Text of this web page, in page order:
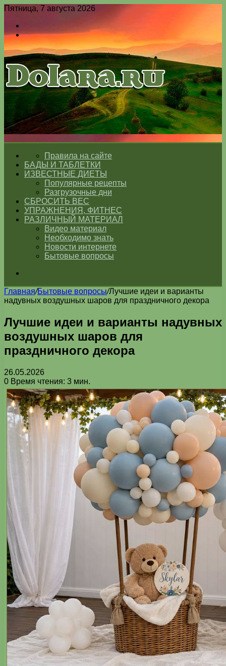
Пятница, 7 августа 2026
Switch
skin
Меню
Switch
ГЛАВНАЯПравила на сайте
БАДЫ И ТАБЛЕТКИ
ИЗВЕСТНЫЕ ДИЕТЫ
Популярные рецепты
Разгрузочные дни
СБРОСИТЬ ВЕС
УПРАЖНЕНИЯ, ФИТНЕС
РАЗЛИЧНЫЙ МАТЕРИАЛ
Видео материал
Необходимо знать
Новости интернете
Бытовые вопросы
Главная/Бытовые вопросы/Лучшие идеи и варианты
надувных воздушных шаров для праздничного декора
Лучшие идеи и варианты надувных
воздушных шаров для
праздничного декора
26.05.2026
0 Время чтения: 3 мин.